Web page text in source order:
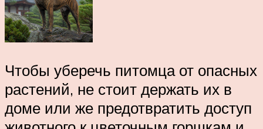
Чтобы уберечь питомца от опасных
растений, не стоит держать их в
доме или же предотвратить доступ